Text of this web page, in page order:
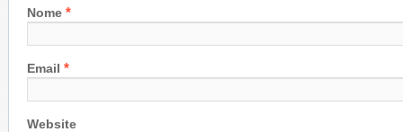
Nome *
Email *
Website